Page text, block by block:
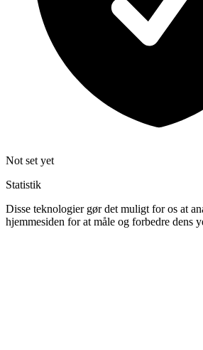
Not set yet
Statistik
Disse teknologier gør det muligt for os at
hjemmesiden for at måle og forbedre dens